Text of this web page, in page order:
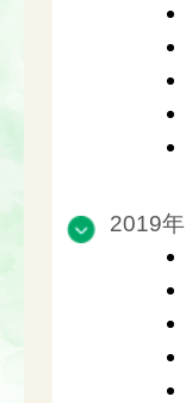
2019年